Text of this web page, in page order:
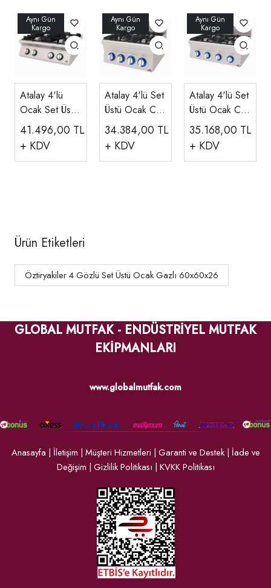
Atalay 4'lü
Ocak Set Üstü
Ce Belgeli
Gazlı
80x73x30 Cm
41.496,00 TL
+ KDV
Atalay 4'lü Set
Üstü Ocak Ce
Belgeli Gazlı
60x60x30 Cm
E AGO-660
34.384,00 TL
+ KDV
Atalay 4'lü Set
Üstü Ocak Ce
Belgeli Gazlı
80x60x30 Cm
E AGO-860
35.168,00 TL
+ KDV
Ürün Etiketleri
Öztiryakiler 4 Gözlü Set Üstü Ocak Gazlı 60x60x26
GLOBAL MUTFAK - ENDÜSTRİYEL MUTFAK
EKİPMANLARI
www.globalmutfak.com
Anasayfa | İletişim | Müşteri Hizmetleri | Garanti ve Destek| İade ve
Değişim | Gizlilik Politikası | KVKK Politikası